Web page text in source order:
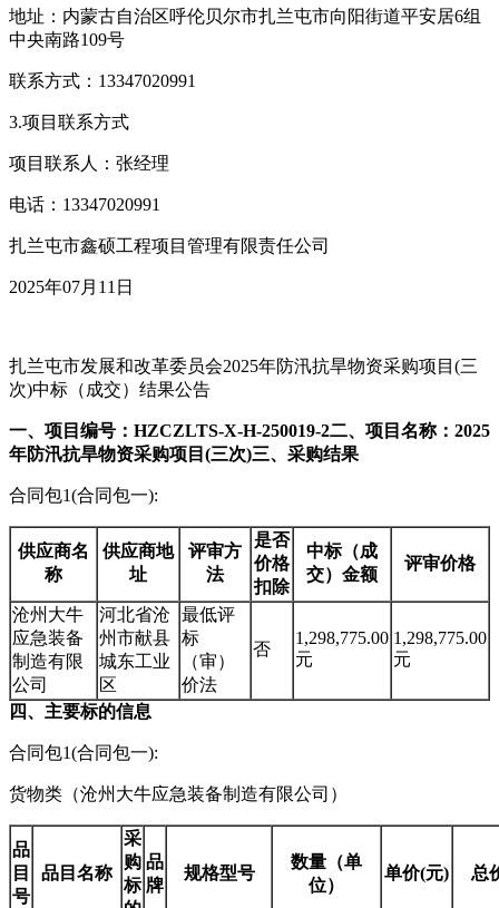
地址：内蒙古自治区呼伦贝尔市扎兰屯市向阳街道平安居6组
中央南路109号
联系方式：13347020991
3.项目联系方式
项目联系人：张经理
电话：13347020991
扎兰屯市鑫硕工程项目管理有限责任公司
2025年07月11日
扎兰屯市发展和改革委员会2025年防汛抗旱物资采购项目(三
次)中标（成交）结果公告
一、项目编号：HZCZLTS-X-H-250019-2二、项目名称：2025
年防汛抗旱物资采购项目(三次)三、采购结果
合同包1(合同包一):
供应商名
称
供应商地
址
评审方
法
是否
价格
扣除
中标（成
交）金额
评审价格
沧州大牛
应急装备
制造有限
公司
河北省沧
州市献县
城东工业
区
最低评
标
（审）
价法
否
1,298,775.00
元
1,298,775.00
元
四、主要标的信息
合同包1(合同包一):
货物类（沧州大牛应急装备制造有限公司）
品
目
号
品目名称
采
购
标
品
牌
规格型号
数量（单
位）
单价(元) 总